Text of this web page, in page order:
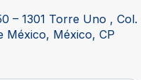
– 1301 Torre Uno , Col.
México, México, CP